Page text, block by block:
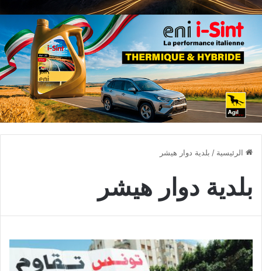
الرئيسية / بلدية دوار هيشر
بلدية دوار هيشر